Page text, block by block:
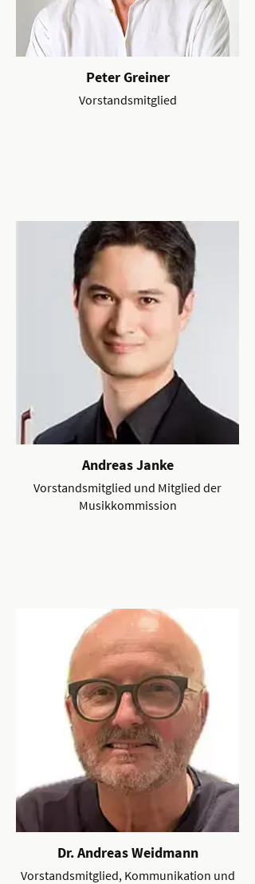
Peter Greiner
Vorstandsmitglied
Andreas Janke
Vorstandsmitglied und Mitglied der
Musikkommission
Dr. Andreas Weidmann
Vorstandsmitglied, Kommunikation und